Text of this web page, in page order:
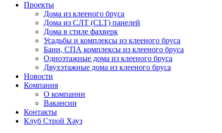
Проекты
Дома из клееного бруса
Дома из СЛТ (CLT) панелей
Дома в стиле фахверк
Усадьбы и комплексы из клееного бруса
Бани, СПА комплексы из клееного бруса
Одноэтажные дома из клееного бруса
Двухэтажные дома из клееного бруса
Новости
Компания
О компании
Вакансии
Контакты
Клуб Строй Хауз